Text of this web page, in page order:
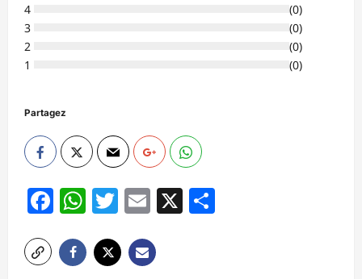
4
(0)
3
(0)
2
(0)
1
(0)
Partagez
Facebook
WhatsApp
Twitter
Email
X